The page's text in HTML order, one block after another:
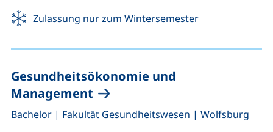
Zulassung nur zum Wintersemester
Gesundheitsökonomie und
Management
Bachelor, | Fakultät Gesundheitswesen | Wolfsburg